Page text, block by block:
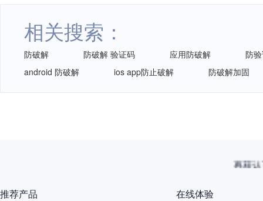
相关搜索：
防破解 防破解 验证码 应用防破解
防
android 防破解
ios app防止破解 防破解加固
再获
推荐产品 在线体验